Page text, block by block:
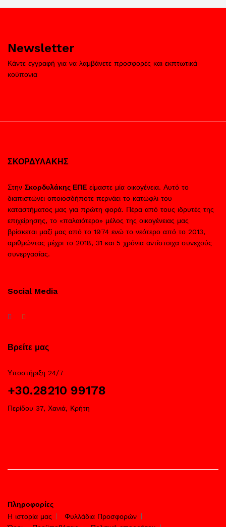
Newsletter
Κάντε εγγραφή για να λαμβάνετε προσφορές και εκπτωτικά
κούπονια
ΣΚΟΡΔΥΛΑΚΗΣ
Στην Σκορδυλάκης ΕΠΕ είμαστε μία οικογένεια. Αυτό το
διαπιστώνει οποιοσδήποτε περνάει το κατώφλι του
καταστήματος μας για πρώτη φορά. Πέρα από τους ιδρυτές της
επιχείρησης, το «παλαιότερο» μέλος της οικογένειας μας
βρίσκεται μαζί μας από το 1974 ενώ το νεότερο από το 2013,
αριθμώντας μέχρι το 2018, 31 και 5 χρόνια αντίστοιχα συνεχούς
συνεργασίας.
Social Media
Βρείτε μας
Υποστήριξη 24/7
+30.28210 99178
Περίδου 37, Χανιά, Κρήτη
Πληροφορίες
Η ιστορία μας
Φυλλάδια Προσφορών